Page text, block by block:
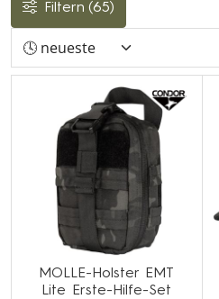
Filtern (65)
MOLLE-Holster EMT
Lite Erste-Hilfe-Set